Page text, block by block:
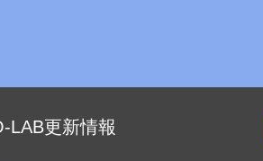
LAB更新情報